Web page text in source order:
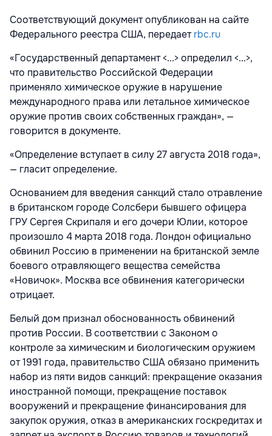
Соответствующий документ опубликован на сайте
Федерального реестра США, передаетrbc.ru
«Государственный департамент <...> определил <...>,
что правительство Российской Федерации
применяло химическое оружие в нарушение
международного права или летальное химическое
оружие против своих собственных граждан», —
говорится в документе.
«Определение вступает в силу 27 августа 2018 года»,
— гласит определение.
Основанием для введения санкций стало отравление
в британском городе Солсбери бывшего офицера
ГРУ Сергея Скрипаля и его дочери Юлии, которое
произошло 4 марта 2018 года. Лондон официально
обвинил Россию в применении на британской земле
боевого отравляющего вещества семейства
«Новичок». Москва все обвинения категорически
отрицает.
Белый дом признал обоснованность обвинений
против России. Всоответствии с Законом о
контроле за химическим и биологическим оружием
от 1991 года, правительство США обязано применить
набор из пяти видов санкций: прекращение оказания
иностранной помощи, прекращение поставок
вооружений и прекращение финансирования для
закупок оружия, отказ в американских госкредитах и